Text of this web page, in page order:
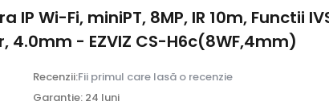
IP Wi-Fi, miniPT, 8MP, IR 10m, Functii
4.0mm - EZVIZ CS-H6c(8WF,4mm)
Recenzii:Fii primul care lasă o recenzie
Garantie: 24 luni